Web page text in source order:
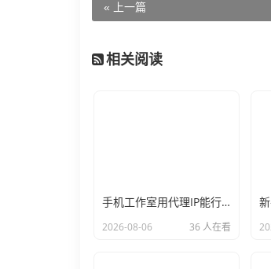
« 上一篇
相关阅读
手机工作室用代理IP能行么？过来人的经验告诉你答案
2026-08-06 36 人在看